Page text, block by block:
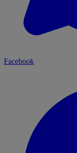
Facebook